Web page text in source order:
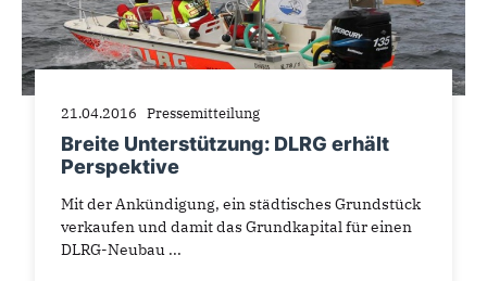
21.04.2016 Pressemitteilung
Breite Unterstützung: DLRG erhält
Perspektive
Mit der Ankündigung, ein städtisches Grundstück
verkaufen und damit das Grundkapital für einen
DLRG-Neubau ...